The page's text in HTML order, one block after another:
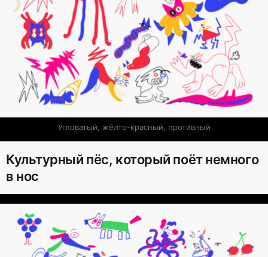
Угловатый, жёлто-красный, противный
Культурный пёс, который поёт немного
в нос